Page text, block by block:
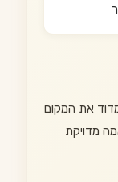
את המקום
מדויקת